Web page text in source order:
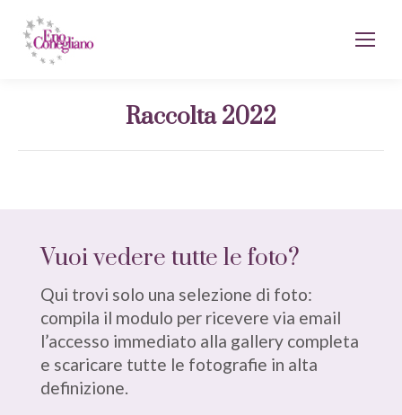
Raccolta 2022
Vuoi vedere tutte le foto?
Qui trovi solo una selezione di foto:
compila il modulo per ricevere via email
l’accesso immediato alla gallery completa
e scaricare tutte le fotografie in alta
definizione.